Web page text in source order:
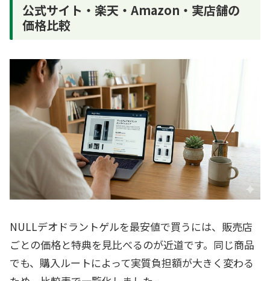
公式サイト・楽天・Amazon・実店舗の
価格比較
NULLデオドラントゲルを最安値で買うには、販売店
ごとの価格と特典を見比べるのが近道です。同じ商品
でも、購入ルートによって実質負担額が大きく変わる